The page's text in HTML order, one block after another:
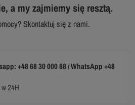
a my zajmiemy się resztą.
Skontaktuj się z nami.
+48 68 30 000 88 / WhatsApp +48
24H